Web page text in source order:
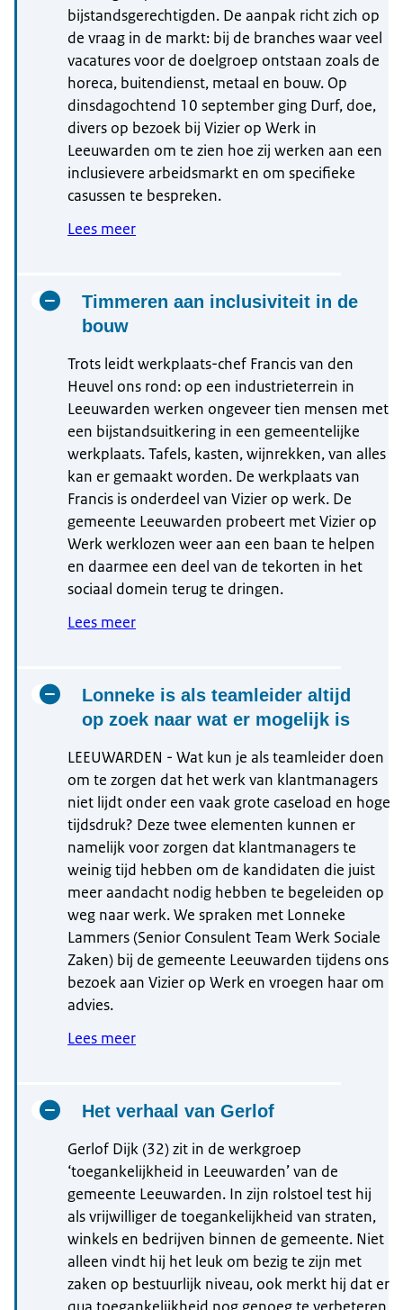
bijstandsgerechtigden. De aanpak richt zich op
de vraag in de markt: bij de branches waar veel
vacatures voor de doelgroep ontstaan zoals de
horeca, buitendienst, metaal en bouw. Op
dinsdagochtend 10 september ging Durf, doe,
divers op bezoek bij Vizier op Werk in
Leeuwarden om te zien hoe zij werken aan een
inclusievere arbeidsmarkt en om specifieke
casussen te bespreken.
Lees meer
Timmeren aan inclusiviteit in de
bouw
Trots leidt werkplaats-chef Francis van den
Heuvel ons rond: op een industrieterrein in
Leeuwarden werken ongeveer tien mensen met
een bijstandsuitkering in een gemeentelijke
werkplaats. Tafels, kasten, wijnrekken, van alles
kan er gemaakt worden. De werkplaats van
Francis is onderdeel van Vizier op werk. De
gemeente Leeuwarden probeert met Vizier op
Werk werklozen weer aan een baan te helpen
en daarmee een deel van de tekorten in het
sociaal domein terug te dringen.
Lees meer
Lonneke is als teamleider altijd
op zoek naar wat er mogelijk is
LEEUWARDEN - Wat kun je als teamleider doen
om te zorgen dat het werk van klantmanagers
niet lijdt onder een vaak grote caseload en hoge
tijdsdruk? Deze twee elementen kunnen er
namelijk voor zorgen dat klantmanagers te
weinig tijd hebben om de kandidaten die juist
meer aandacht nodig hebben te begeleiden op
weg naar werk. We spraken met Lonneke
Lammers (Senior Consulent Team Werk Sociale
Zaken) bij de gemeente Leeuwarden tijdens ons
bezoek aan Vizier op Werk en vroegen haar om
advies.
Lees meer
Het verhaal van Gerlof
Gerlof Dijk (32) zit in de werkgroep
‘toegankelijkheid in Leeuwarden’ van de
gemeente Leeuwarden. In zijn rolstoel test hij
als vrijwilliger de toegankelijkheid van straten,
winkels en bedrijven binnen de gemeente. Niet
alleen vindt hij het leuk om bezig te zijn met
zaken op bestuurlijk niveau, ook merkt hij dat er